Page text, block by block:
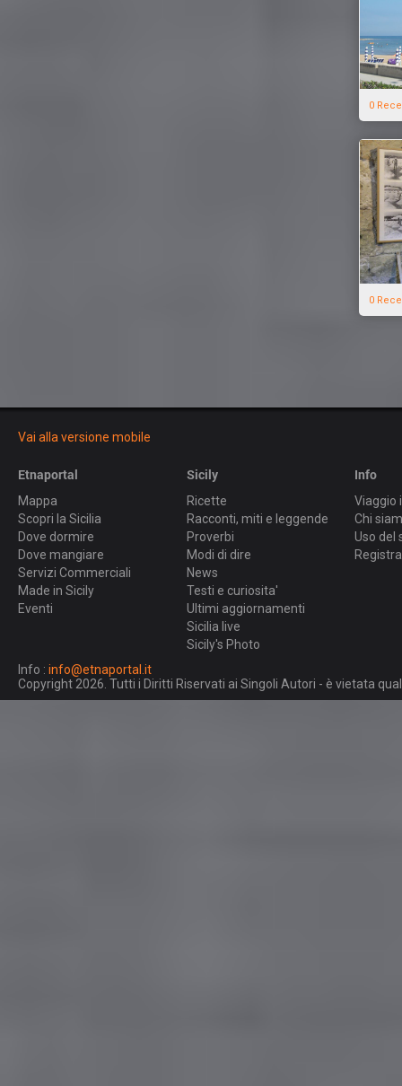
0
0
Vai alla versione mobile
Etnaportal
Mappa
Scopri la Sicilia
Dove dormire
Dove mangiare
Servizi Commerciali
Made in Sicily
Eventi
Sicily
Ricette
Racconti, miti e leggende
Proverbi
Modi di dire
News
Testi e curiosita'
Ultimi aggiornamenti
Sicilia live
Sicily's Photo
Info
Viaggio
Chi
Uso del
Info : info@etnaportal.it
Copyright 2026. Tutti i Diritti Riservati ai Singoli Autori - è vietata